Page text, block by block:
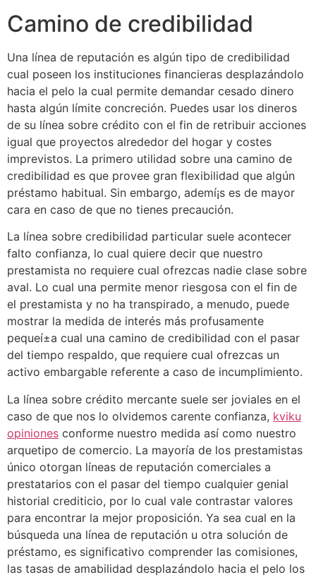
Camino de credibilidad
Una línea de reputación es algún tipo de credibilidad
cual poseen los instituciones financieras desplazándolo
hacia el pelo la cual permite demandar cesado dinero
hasta algún límite concreción. Puedes usar los dineros
de su línea sobre crédito con el fin de retribuir acciones
igual que proyectos alrededor del hogar y costes
imprevistos. La primero utilidad sobre una camino de
credibilidad es que provee gran flexibilidad que algún
préstamo habitual. Sin embargo, ademí¡s es de mayor
cara en caso de que no tienes precaución.
La línea sobre credibilidad particular suele acontecer
falto confianza, lo cual quiere decir que nuestro
prestamista no requiere cual ofrezcas nadie clase sobre
aval. Lo cual una permite menor riesgosa con el fin de
el prestamista y no ha transpirado, a menudo, puede
mostrar la medida de interés más profusamente
pequeí±a cual una camino de credibilidad con el pasar
del tiempo respaldo, que requiere cual ofrezcas un
activo embargable referente a caso de incumplimiento.
La línea sobre crédito mercante suele ser joviales en el
caso de que nos lo olvidemos carente confianza, kviku
opiniones conforme nuestro medida así­ como nuestro
arquetipo de comercio. La mayoría de los prestamistas
único otorgan líneas de reputación comerciales a
prestatarios con el pasar del tiempo cualquier genial
historial crediticio, por lo cual vale contrastar valores
para encontrar la mejor proposición. Ya sea cual en la
búsqueda una línea de reputación u otra solución de
préstamo, es significativo comprender las comisiones,
las tasas de amabilidad desplazándolo hacia el pelo los